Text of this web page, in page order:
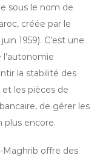
sous le nom de
créée par le
1959). C’est une
la stabilité des
les pièces de
de gérer les
plus encore.
Maghrib offre des